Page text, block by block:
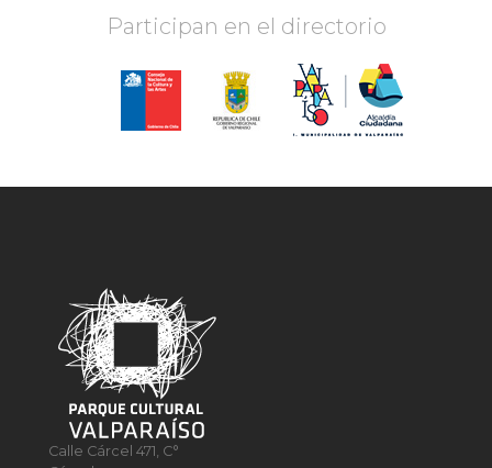
Participan en el directorio
Calle Cárcel 471, C°